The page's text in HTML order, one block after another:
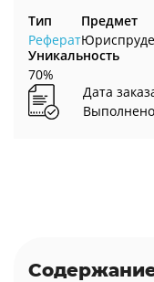
Тип
Реферат
Предмет
Уникальность
70%
Дата